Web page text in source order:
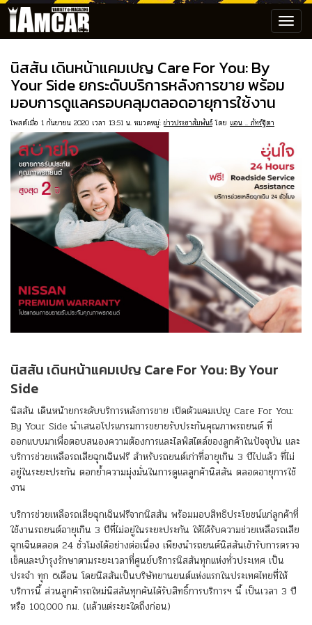
นิสสัน เดินหน้าแคมเปญ Care For You: By
Your Side ยกระดับบริการหลังการขาย พร้อม
มอบการดูแลครอบคลุมตลอดอายุการใช้งาน
โพสต์เมื่อ 1 กันยายน 2020 เวลา 13:51 น. หมวดหมู่: ข่าวประชาสัมพันธ์โดย แอน .. ภัทร์ฐิตา
นิสสัน เดินหน้าแคมเปญ Care For You: By Your
Side
นิสสัน เดินหน้ายกระดับบริการหลังการขาย เปิดตัวแคมเปญ Care For You:
By Your Side นำเสนอโปรแกรมการขยายรับประกันคุณภาพรถยนต์ ที่
ออกแบบมาเพื่อตอบสนองความต้องการและไลฟ์สไตล์ของลูกค้าในปัจจุบัน และ
บริการช่วยเหลือรถเสียฉุกเฉินฟรี สำหรับรถยนต์เก่าที่อายุเกิน 3 ปีไปแล้ว ที่ไม่
อยู่ในระยะประกัน ตอกย้ำความมุ่งมั่นในการดูแลลูกค้านิสสัน ตลอดอายุการใช้
งาน
บริการช่วยเหลือรถเสียฉุกเฉินฟรีจากนิสสัน พร้อมมอบสิทธิประโยชน์แก่ลูกค้าที่
ใช้งานรถยนต์อายุเกิน 3 ปีที่ไม่อยู่ในระยะประกัน ให้ได้รับความช่วยเหลือรถเสีย
ฉุกเฉินตลอด 24 ชั่วโมงได้อย่างต่อเนื่อง เพียงนำรถยนต์นิสสันเข้ารับการตรวจ
เช็คและบำรุงรักษาตามระยะเวลาที่ศูนย์บริการนิสสันทุกแห่งทั่วประเทศ เป็น
ประจำ ทุก 6เดือน โดยนิสสันเป็นบริษัทยานยนต์แห่งแรกในประเทศไทยที่ให้
บริการนี้ ส่วนลูกค้ารถใหม่นิสสันทุกคันได้รับสิทธิ์การบริการฯ นี้ เป็นเวลา 3 ปี
หรือ 100,000 กม. (แล้วแต่ระยะใดถึงก่อน)